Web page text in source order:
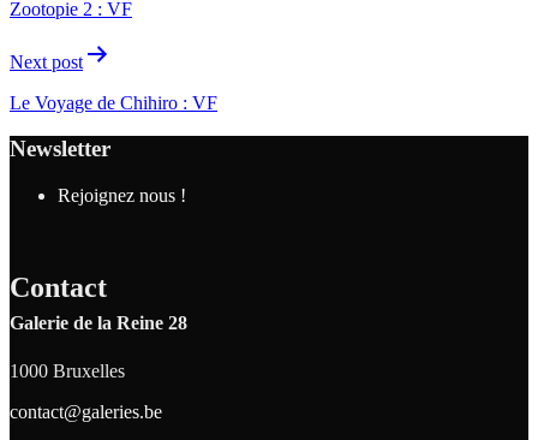
Zootopie 2 : VF
Next post
Le Voyage de Chihiro : VF
Newsletter
Rejoignez nous !
Contact
Galerie de la Reine 28
1000 Bruxelles
contact@galeries.be